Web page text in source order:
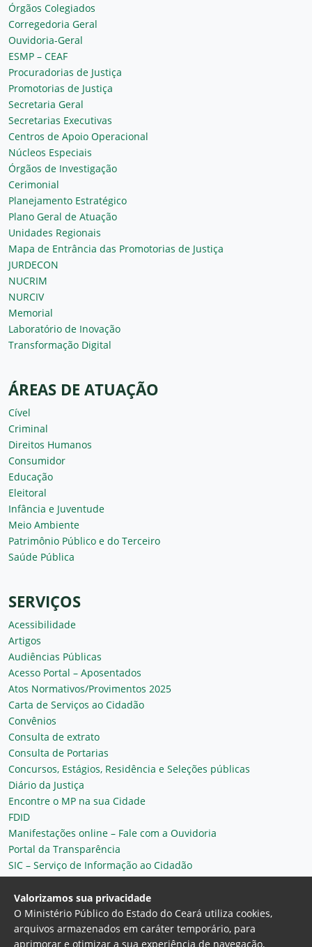
Órgãos Colegiados
Corregedoria Geral
Ouvidoria-Geral
ESMP – CEAF
Procuradorias de Justiça
Promotorias de Justiça
Secretaria Geral
Secretarias Executivas
Centros de Apoio Operacional
Núcleos Especiais
Órgãos de Investigação
Cerimonial
Planejamento Estratégico
Plano Geral de Atuação
Unidades Regionais
Mapa de Entrância das Promotorias de Justiça
JURDECON
NUCRIM
NURCIV
Memorial
Laboratório de Inovação
Transformação Digital
ÁREAS DE ATUAÇÃO
Cível
Criminal
Direitos Humanos
Consumidor
Educação
Eleitoral
Infância e Juventude
Meio Ambiente
Patrimônio Público e do Terceiro
Saúde Pública
SERVIÇOS
Acessibilidade
Artigos
Audiências Públicas
Acesso Portal – Aposentados
Atos Normativos/Provimentos 2025
Carta de Serviços ao Cidadão
Convênios
Consulta de extrato
Consulta de Portarias
Concursos, Estágios, Residência e Seleções públicas
Diário da Justiça
Encontre o MP na sua Cidade
FDID
Manifestações online – Fale com a Ouvidoria
Portal da Transparência
SIC – Serviço de Informação ao Cidadão
Plantão MP do Ceará
Secretaria Geral
Valorizamos sua privacidade
O Ministério Público do Estado do Ceará utiliza cookies,
arquivos armazenados em caráter temporário, para
aprimorar e otimizar a sua experiência de navegação,